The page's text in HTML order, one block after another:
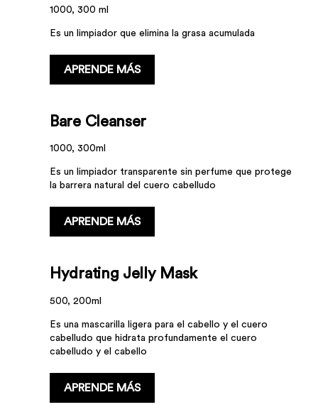
1000, 300 ml
Es un limpiador que elimina la grasa acumulada
APRENDE MÁS
Bare Cleanser
1000, 300ml
Es un limpiador transparente sin perfume que protege
la barrera natural del cuero cabelludo
APRENDE MÁS
Hydrating Jelly Mask
500, 200ml
Es una mascarilla ligera para el cabello y el cuero
cabelludo que hidrata profundamente el cuero
cabelludo y el cabello
APRENDE MÁS